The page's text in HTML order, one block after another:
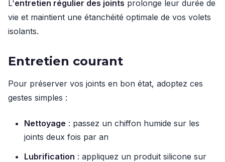
L'entretien régulier des joints prolonge leur durée de
vie et maintient une étanchéité optimale de vos volets
isolants.
Entretien courant
Pour préserver vos joints en bon état, adoptez ces
gestes simples :
Nettoyage : passez un chiffon humide sur les
joints deux fois par an
Lubrification : appliquez un produit silicone sur